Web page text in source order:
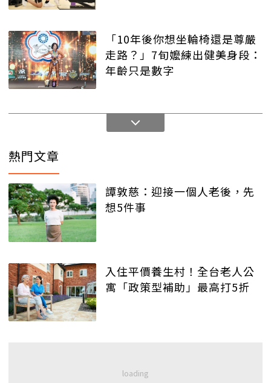
「10年後你想坐輪椅還是尊嚴
走路？」7旬嬤練出健美身段：
年齡只是數字
熱門文章
譚敦慈：迎接一個人老後，先
想5件事
入住平價養生村！全台老人公
寓「政策型補助」最高打5折